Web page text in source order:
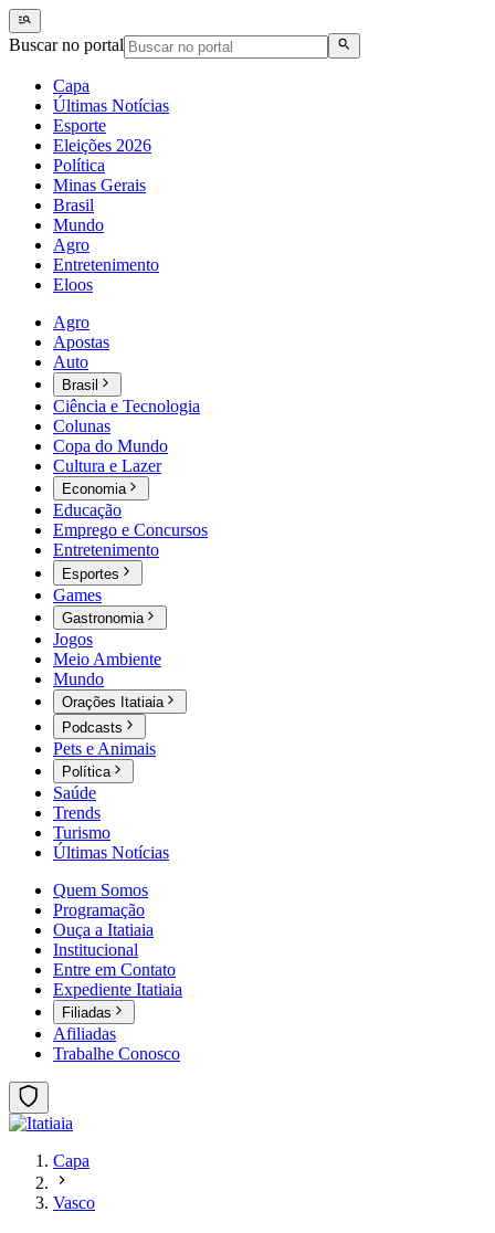
Buscar no portal
Capa
Últimas Notícias
Esporte
Eleições 2026
Política
Minas Gerais
Brasil
Mundo
Agro
Entretenimento
Eloos
Agro
Apostas
Auto
Brasil
Ciência e Tecnologia
Colunas
Copa do Mundo
Cultura e Lazer
Economia
Educação
Emprego e Concursos
Entretenimento
Esportes
Games
Gastronomia
Jogos
Meio Ambiente
Mundo
Orações Itatiaia
Podcasts
Pets e Animais
Política
Saúde
Trends
Turismo
Últimas Notícias
Quem Somos
Programação
Ouça a Itatiaia
Institucional
Entre em Contato
Expediente Itatiaia
Filiadas
Afiliadas
Trabalhe Conosco
Capa
Vasco